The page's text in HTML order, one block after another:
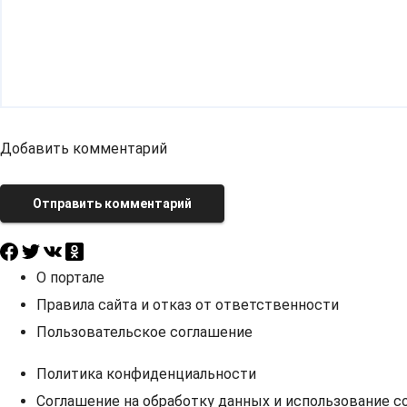
Добавить комментарий
Отправить комментарий
О портале
Правила сайта и отказ от ответственности
Пользовательское соглашение
Политика конфиденциальности
Соглашение на обработку данных и использование